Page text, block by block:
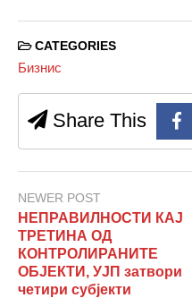
CATEGORIES
Бизнис
Share This
NEWER POST
НЕПРАВИЛНОСТИ КАЈ
ТРЕТИНА ОД
КОНТРОЛИРАНИТЕ
ОБЈЕКТИ, УЈП затвори
четири субјекти